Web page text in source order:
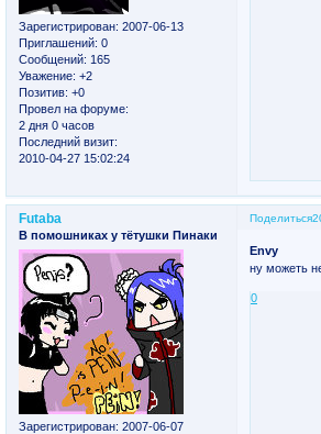
Зарегистрирован: 2007-06-13
Приглашений: 0
Сообщений: 165
Уважение: +2
Позитив: +0
Провел на форуме:
2 дня 0 часов
Последний визит:
2010-04-27 15:02:24
Поделиться
Futaba
В помошниках у тётушки Пинаки
Зарегистрирован: 2007-06-07
Envy
ну можеть
0